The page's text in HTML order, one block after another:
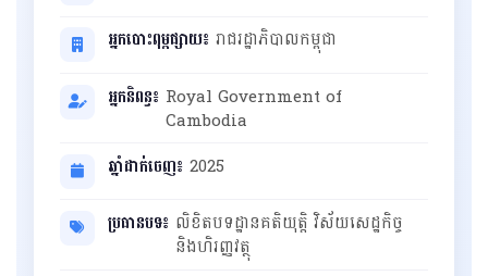
អ្នកបោះពុម្ពផ្សាយ៖ រាជរដ្ឋាភិបាលកម្ពុជា
អ្នកនិពន្ធ៖ Royal Government of
Cambodia
ឆ្នាំដាក់ចេញ៖ 2025
ប្រធានបទ៖ លិខិតបទដ្ឋានគតិយុត្តិ វិស័យសេដ្ឋកិច្ច
និងហិរញ្ញវត្ថុ